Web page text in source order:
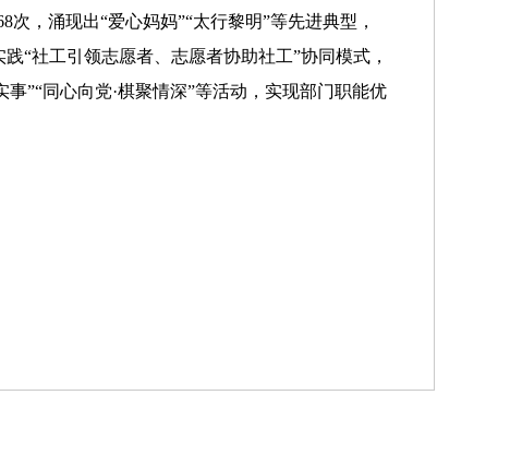
，涌现出“爱心妈妈”“太行黎明”等先进典型，
“社工引领志愿者、志愿者协助社工”协同模式，
”“同心向党·棋聚情深”等活动，实现部门职能优